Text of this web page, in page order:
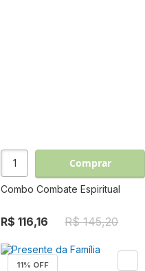
Comprar
Combo Combate Espiritual
R$ 116,16 R$ 145,20
11% OFF